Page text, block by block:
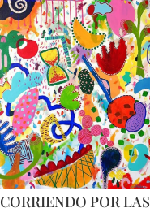
CORRIENDO POR LAS